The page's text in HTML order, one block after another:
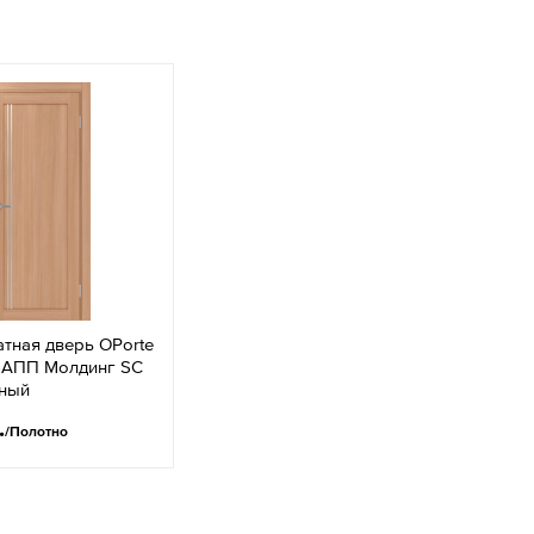
дверь OPorte
Молдинг SC
/Полотно